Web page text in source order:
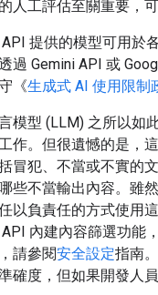
人工評估至關重要，
API 提供的模型可用於
過 Gemini API 或
《生成式 AI 使用限制
模型 (LLM) 之所以如
作。但很遺憾的是，
冒犯、不當或不實的
些不當輸出內容。雖
以負責任的方式使用
API 內建內容篩選功能
請參閱安全設定指南
確度，但如果開發人